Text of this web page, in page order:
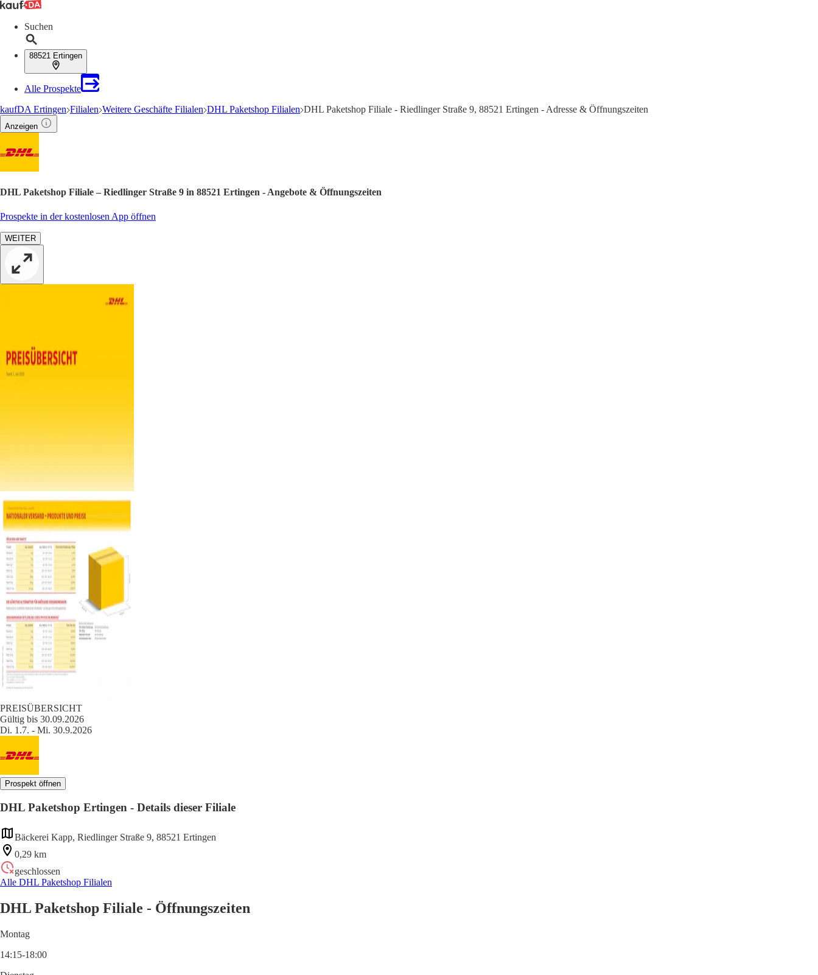
Suchen
88521 Ertingen
Alle Prospekte
kaufDA Ertingen Filialen Weitere Geschäfte Filialen DHL Paketshop Filialen DHL Paketshop Filiale - Riedlinger Straße 9, 88521 Ertingen - Adresse & Öffnungszeiten
Anzeigen
DHL Paketshop Filiale – Riedlinger Straße 9 in 88521 Ertingen - Angebote & Öffnungszeiten
Prospekte in der kostenlosen App öffnen
WEITER
PREISÜBERSICHT
Gültig bis 30.09.2026
Di. 1.7. - Mi. 30.9.2026
Prospekt öffnen
DHL Paketshop Ertingen - Details dieser Filiale
Bäckerei Kapp, Riedlinger Straße 9, 88521 Ertingen
0,29 km
geschlossen
Alle DHL Paketshop Filialen
DHL Paketshop Filiale - Öffnungszeiten
Montag
14:15-18:00